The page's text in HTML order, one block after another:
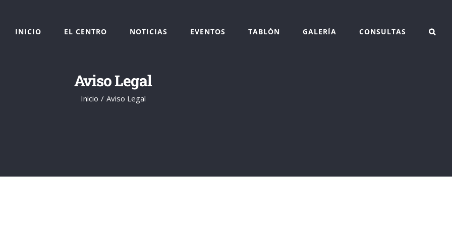
INICIO EL CENTRO NOTICIAS EVENTOS TABLÓN GALERÍA CONSULTAS
Aviso Legal
Inicio Aviso Legal